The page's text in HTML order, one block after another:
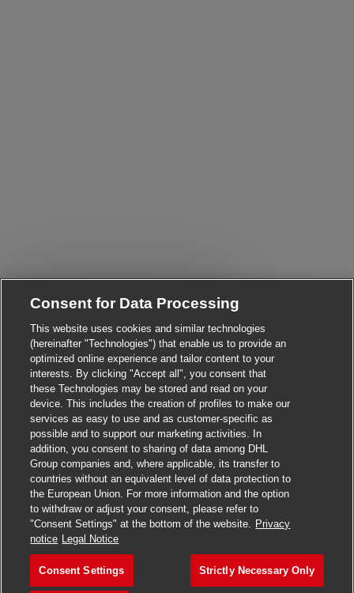
Apply for this job
Save job Postbote für Pakete und
Consent for Data Processing
This website uses cookies and similar technologies
(hereinafter "Technologies") that enable us to provide an
optimized online experience and tailor content to your
interests. By clicking "Accept all", you consent that
these Technologies may be stored and read on your
device. This includes the creation of profiles to make our
services as easy to use and as customer-specific as
possible and to support our marketing activities. In
addition, you consent to sharing of data among DHL
Group companies and, where applicable, its transfer to
countries without an equivalent level of data protection to
the European Union. For more information and the option
to withdraw or adjust your consent, please refer to
"Consent Settings" at the bottom of the website. Privacy
notice Legal Notice
Consent Settings Strictly Necessary Only
There!
you interested in this job?
Close chatbot
I'm interested Similar Jobs